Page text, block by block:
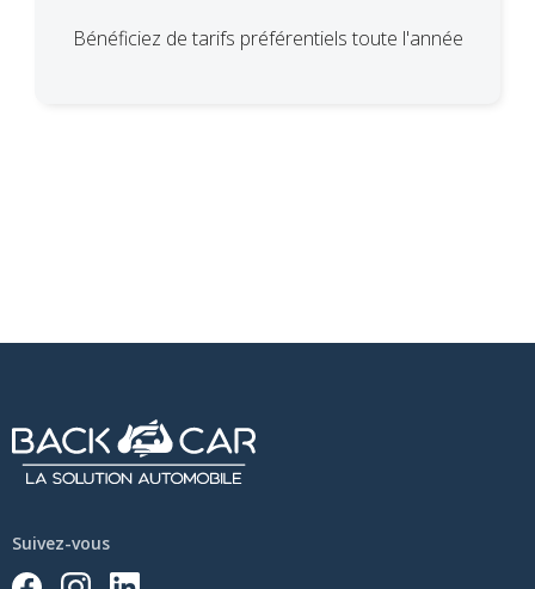
Bénéficiez de tarifs préférentiels toute l'année
Suivez-vous